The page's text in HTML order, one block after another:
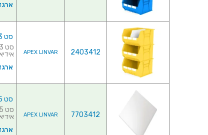
2403412
APEX LINVAR
סט 3 תאי אחסון מודולריים צהובים - 455MM X 420MM X 295MM
7703412
APEX LINVAR
סט 5 מחיצות לתאי אחסון מודולריים - 375MM X 210MM X 180MM